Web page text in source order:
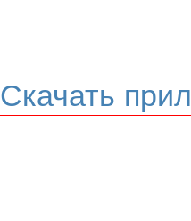
Скачать